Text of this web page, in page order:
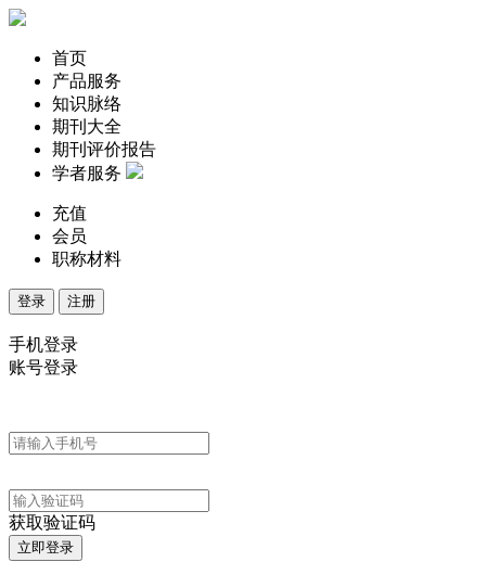
首页
产品服务
知识脉络
期刊大全
期刊评价报告
学者服务
充值
会员
职称材料
登录 注册
手机登录
账号登录
获取验证码
立即登录